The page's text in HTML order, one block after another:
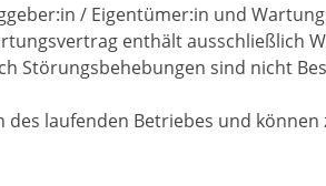
/ Eigentümer:in und
enthält ausschließlich
Störungsbehebungen sind nicht
laufenden Betriebes und können